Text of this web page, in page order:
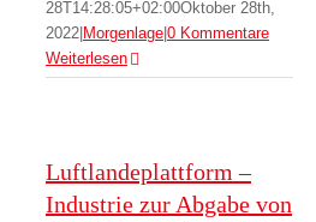
28T14:28:05+02:00Oktober 28th,
2022 Morgenlage 0 Kommentare
Weiterlesen
Luftlandeplattform –
Industrie zur Abgabe von